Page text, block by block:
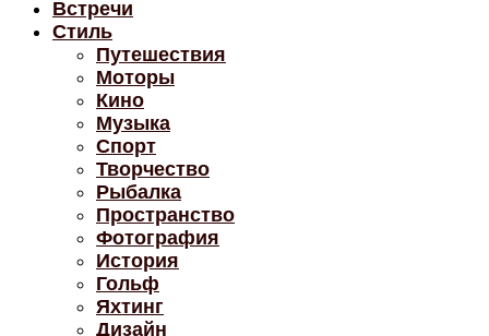
Встречи
Стиль
Путешествия
Моторы
Кино
Музыка
Спорт
Творчество
Рыбалка
Пространство
Фотография
История
Гольф
Яхтинг
Дизайн